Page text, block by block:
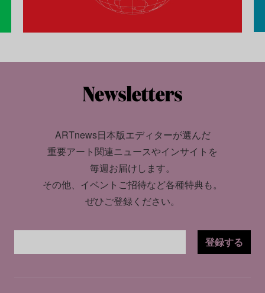
ARTnews日本版エディターが選んだ
重要アート関連ニュースやインサイトを
毎週お届けします。
その他、イベントご招待など各種特典も。
ぜひご登録ください。
登録する